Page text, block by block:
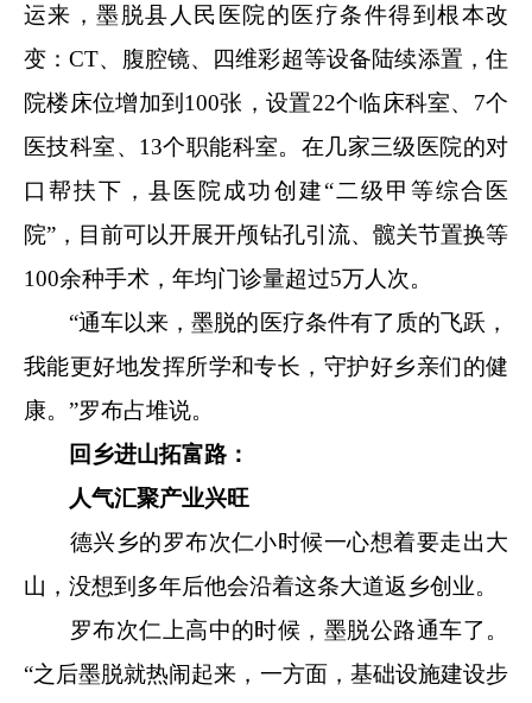
运来，墨脱县人民医院的医疗条件得到根本改
变：CT、腹腔镜、四维彩超等设备陆续添置，住
院楼床位增加到100张，设置22个临床科室、7个
医技科室、13个职能科室。在几家三级医院的对
口帮扶下，县医院成功创建“二级甲等综合医
院”，目前可以开展开颅钻孔引流、髋关节置换等
100余种手术，年均门诊量超过5万人次。
“通车以来，墨脱的医疗条件有了质的飞跃，
我能更好地发挥所学和专长，守护好乡亲们的健
康。”罗布占堆说。
回乡进山拓富路：
人气汇聚产业兴旺
德兴乡的罗布次仁小时候一心想着要走出大
山，没想到多年后他会沿着这条大道返乡创业。
罗布次仁上高中的时候，墨脱公路通车了。
“之后墨脱就热闹起来，一方面，基础设施建设步